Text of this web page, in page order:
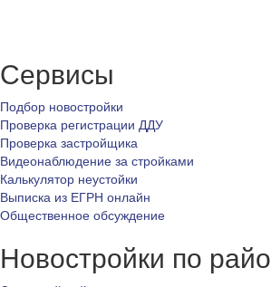
Сервисы
Подбор новостройки
Проверка регистрации ДДУ
Проверка застройщика
Видеонаблюдение за стройками
Калькулятор неустойки
Выписка из ЕГРН онлайн
Общественное обсуждение
Новостройки по